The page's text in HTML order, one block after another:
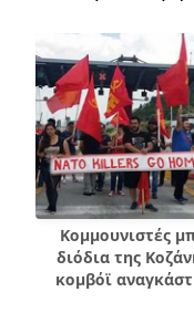
Κομμουνιστές
διόδια της
κομβόϊ